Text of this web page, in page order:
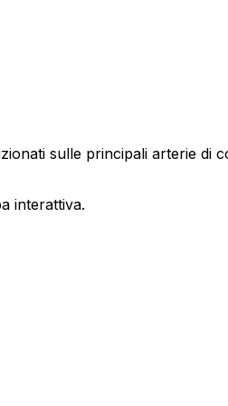
sulle principali arterie di
interattiva.